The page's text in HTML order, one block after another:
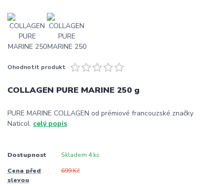
Ohodnotit produkt
COLLAGEN PURE MARINE 250 g
PURE MARINE COLLAGEN od prémiové francouzské značky
Naticol. celý popis
Dostupnost Skladem 4 ks
Cena před
slevou
699 Kč